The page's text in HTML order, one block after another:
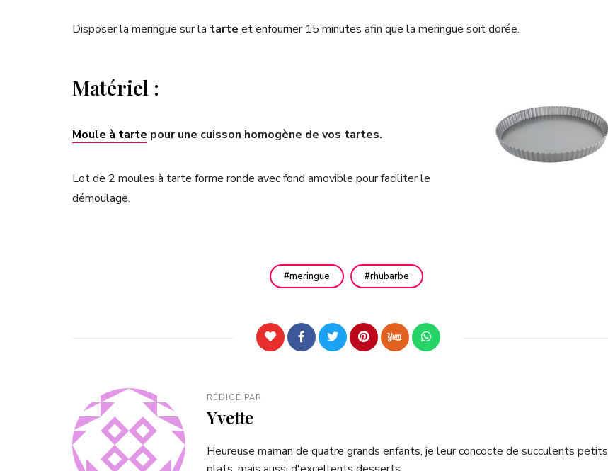
Disposer la meringue sur la tarte et enfourner 15 minutes afin que la meringue soit dorée.
Matériel :
Moule à tarte pour une cuisson homogène de vos tartes.
Lot de 2 moules à tarte forme ronde avec fond amovible pour faciliter le
démoulage.
meringue rhubarbe
RÉDIGÉ PAR
Yvette
Heureuse maman de quatre grands enfants, je leur concocte de succulents petits